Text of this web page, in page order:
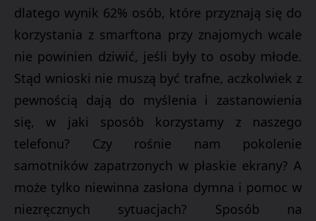
dlatego wynik 62% osób, które przyznają się do
korzystania z smarftona przy znajomych wcale
nie powinien dziwić, jeśli były to osoby młode.
Stąd wnioski nie muszą być trafne, aczkolwiek z
pewnością dają do myślenia i zastanowienia
się, w jaki sposób korzystamy z naszego
telefonu? Czy rośnie nam pokolenie
samotników zapatrzonych w płaskie ekrany? A
może tylko niewinna zasłona dymna i pomoc w
niezręcznych sytuacjach? Sposób na